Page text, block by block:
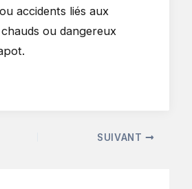
accidents liés aux
ou dangereux
SUIVANT